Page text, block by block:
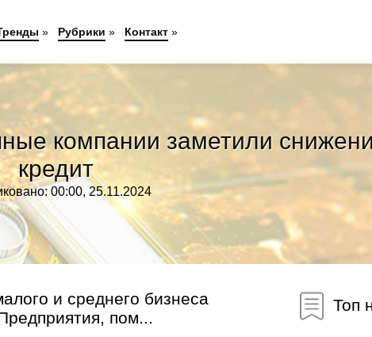
компании заметили
кредит
00:00, 25.11.2024
и среднего бизнеса
пом...
Топ
» Рубрики » Контакт»